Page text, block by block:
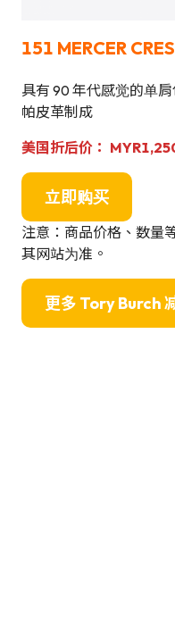
151 MERCER
具有 90 年代感觉的单
帕皮革制成
美国折后价：
立即购买
注意：商品价格、数量
其网站为准。
更多 Tory Burch